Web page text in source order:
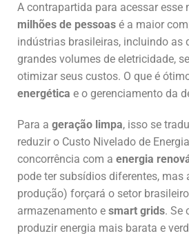
A contrapartida para acessar esse
milhões de pessoas é a maior
indústrias brasileiras, incluindo as
grandes volumes de eletricidade,
otimizar seus custos. O que é
energética e o gerenciamento da
Para a geração limpa, isso se
reduzir o Custo Nivelado de
concorrência com a energia
pode ter subsídios diferentes, mas
produção) forçará o setor
armazenamento e smart grids. Se
produzir energia mais barata e